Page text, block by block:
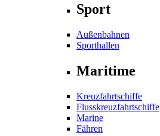
Sport
Außenbahnen
Sporthallen
Maritime
Kreuzfahrtschiffe
Flusskreuzfahrtschiffe
Marine
Fähren